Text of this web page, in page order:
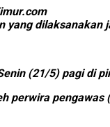
yang
(21/5) pagi di
perwira